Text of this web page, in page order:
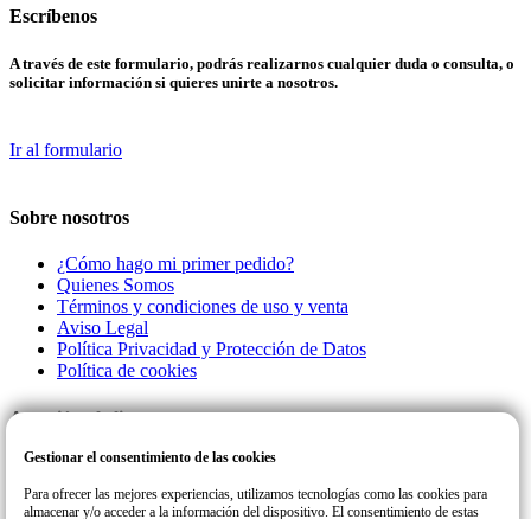
Escríbenos
A través de este formulario, podrás realizarnos cualquier duda o consulta, o
solicitar información si quieres unirte a nosotros.
Ir al formulario
Sobre nosotros
¿Cómo hago mi primer pedido?
Quienes Somos
Términos y condiciones de uso y venta
Aviso Legal
Política Privacidad y Protección de Datos
Política de cookies
Atención al cliente
Llamanos a este número de teléfono para cualquier consulta o incidencia
Gestionar el consentimiento de las cookies
Para ofrecer las mejores experiencias, utilizamos tecnologías como las cookies para
almacenar y/o acceder a la información del dispositivo. El consentimiento de estas